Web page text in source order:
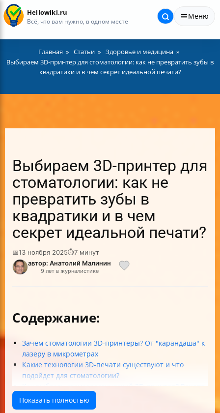
Hellowiki.ru
Всё, что вам нужно, в одном месте
Меню
Главная Статьи
Здоровье и медицина
Выбираем 3D-принтер для стоматологии: как не превратить зубы в
квадратики и в чем секрет идеальной печати?
Выбираем 3D-принтер для
стоматологии: как не
превратить зубы в
квадратики и в чем
секрет идеальной печати?
📅13 ноября 2025⏱7 минут
автор: Анатолий Малинин
9 лет в журналистике
Содержание:
Зачем стоматологии 3D-принтеры? От "карандаша" к
лазеру в микрометрах
Какие технологии 3D-печати существуют и что
подойдет для стоматологии?
Как выбрать стоматологический 3D-принтер? Рецепт
без боли и разочарований
Сравнение популярных стоматологических 3D-
Показать полностью